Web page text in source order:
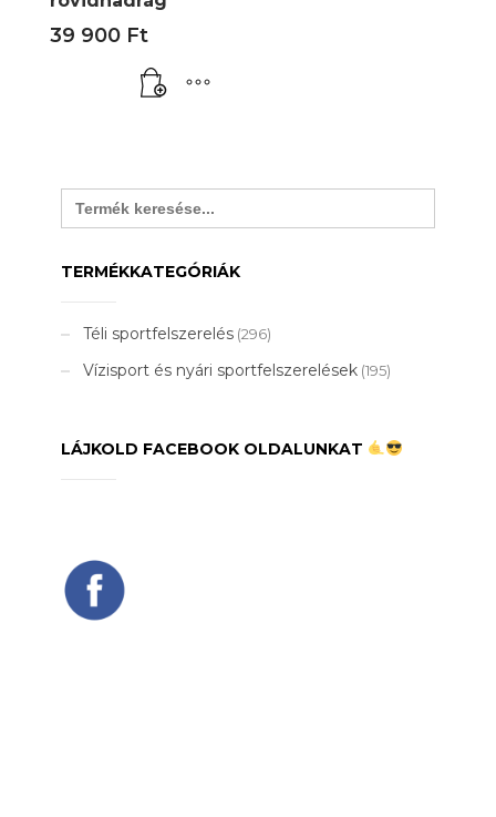
39 900 Ft
Search
for:
TERMÉKKATEGÓRIÁK
Téli sportfelszerelés (296)
Vízisport és nyári sportfelszerelések (195)
LÁJKOLD FACEBOOK OLDALUNKAT